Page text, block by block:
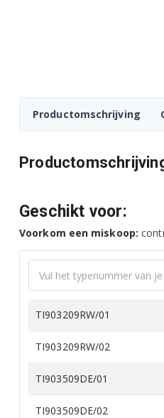
Productomschrijving
Geschikt voor:
Voorkom een miskoop:
TI903209RW/01
TI903209RW/02
TI903509DE/01
TI903509DE/02